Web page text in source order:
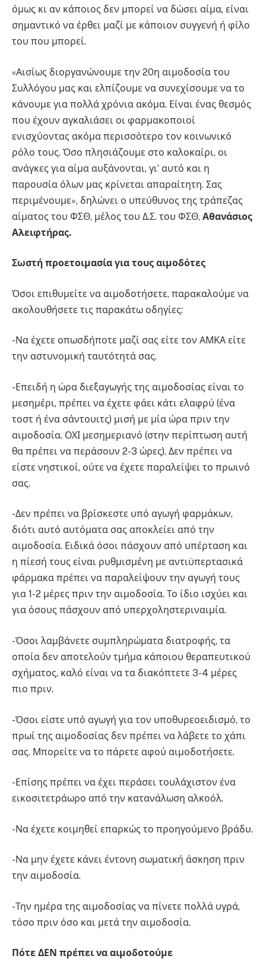
όμως κι αν κάποιος δεν μπορεί να δώσει αίμα, είναι
σημαντικό να έρθει μαζί με κάποιον συγγενή ή φίλο
του που μπορεί.
«Αισίως διοργανώνουμε την 20η αιμοδοσία του
Συλλόγου μας και ελπίζουμε να συνεχίσουμε να το
κάνουμε για πολλά χρόνια ακόμα. Είναι ένας θεσμός
που έχουν αγκαλιάσει οι φαρμακοποιοί
ενισχύοντας ακόμα περισσότερο τον κοινωνικό
ρόλο τους. Όσο πλησιάζουμε στο καλοκαίρι, οι
ανάγκες για αίμα αυξάνονται, γι’ αυτό και η
παρουσία όλων μας κρίνεται απαραίτητη. Σας
περιμένουμε», δηλώνει ο υπεύθυνος της τράπεζας
αίματος του ΦΣΘ, μέλος του Δ.Σ. του ΦΣΘ, Αθανάσιος
Αλειφτήρας.
Σωστή προετοιμασία για τους αιμοδότες
Όσοι επιθυμείτε να αιμοδοτήσετε, παρακαλούμε να
ακολουθήσετε τις παρακάτω οδηγίες:
-Να έχετε οπωσδήποτε μαζί σας είτε τον ΑΜΚΑ είτε
την αστυνομική ταυτότητά σας.
-Επειδή η ώρα διεξαγωγής της αιμοδοσίας είναι το
μεσημέρι, πρέπει να έχετε φάει κάτι ελαφρύ (ένα
τοστ ή ένα σάντουιτς) μισή με μία ώρα πριν την
αιμοδοσία. ΟΧΙ μεσημεριανό (στην περίπτωση αυτή
θα πρέπει να περάσουν 2-3 ώρες). Δεν πρέπει να
είστε νηστικοί, ούτε να έχετε παραλείψει το πρωινό
σας.
-Δεν πρέπει να βρίσκεστε υπό αγωγή φαρμάκων,
διότι αυτό αυτόματα σας αποκλείει από την
αιμοδοσία. Ειδικά όσοι πάσχουν από υπέρταση και
η πίεσή τους είναι ρυθμισμένη με αντιϋπερτασικά
φάρμακα πρέπει να παραλείψουν την αγωγή τους
για 1-2 μέρες πριν την αιμοδοσία. Το ίδιο ισχύει και
για όσους πάσχουν από υπερχοληστεριναιμία.
-Όσοι λαμβάνετε συμπληρώματα διατροφής, τα
οποία δεν αποτελούν τμήμα κάποιου θεραπευτικού
σχήματος, καλό είναι να τα διακόπτετε 3-4 μέρες
πιο πριν.
-Όσοι είστε υπό αγωγή για τον υποθυρεοειδισμό, το
πρωί της αιμοδοσίας δεν πρέπει να λάβετε το χάπι
σας. Μπορείτε να το πάρετε αφού αιμοδοτήσετε.
-Επίσης πρέπει να έχει περάσει τουλάχιστον ένα
εικοσιτετράωρο από την κατανάλωση αλκοόλ.
-Να έχετε κοιμηθεί επαρκώς το προηγούμενο βράδυ.
-Να μην έχετε κάνει έντονη σωματική άσκηση πριν
την αιμοδοσία.
-Την ημέρα της αιμοδοσίας να πίνετε πολλά υγρά,
τόσο πριν όσο και μετά την αιμοδοσία.
Πότε ΔΕΝ πρέπει να αιμοδοτούμε